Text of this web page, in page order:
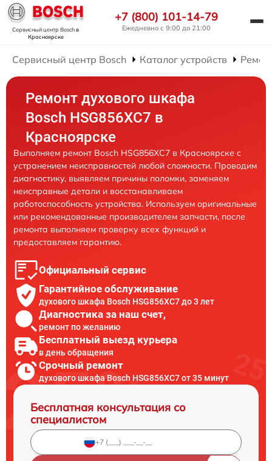
Сервисный центр Boschв
Красноярске
+7 (800) 101-14-79
Ежедневно с 9:00 до 21:00
Сервисный центр Bosch Каталог устройств
Ремонт духового шкафа
Bosch HSG856XC7 в
Красноярске
Выполняем ремонт Bosch HSG856XC7 в Красноярске с
устранением неисправностей любой сложности. Проводим
диагностику, выявляем причины поломки, заменяем
неисправные детали и восстанавливаем
работоспособность устройства. Используем оригинальные
или рекомендованные производителем запчасти, после
ремонта выполняем проверку всех функций и
предоставляем гарантию.
Официальный сервис
Гарантийное обслуживание
духового шкафа Bosch HSG856XC7 до 3 лет
Диагностика за наш счет,
ремонт по желанию
Бесплатный выезд курьера
в день обращения
Срочный ремонт
духового шкафа Bosch HSG856XC7 от 35 минут
Бесплатная консультация со
специалистом